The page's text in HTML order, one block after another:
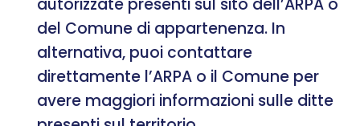
del Comune di appartenenza. In
alternativa, puoi contattare
direttamente l’ARPA o il Comune per
avere maggiori informazioni sulle ditte